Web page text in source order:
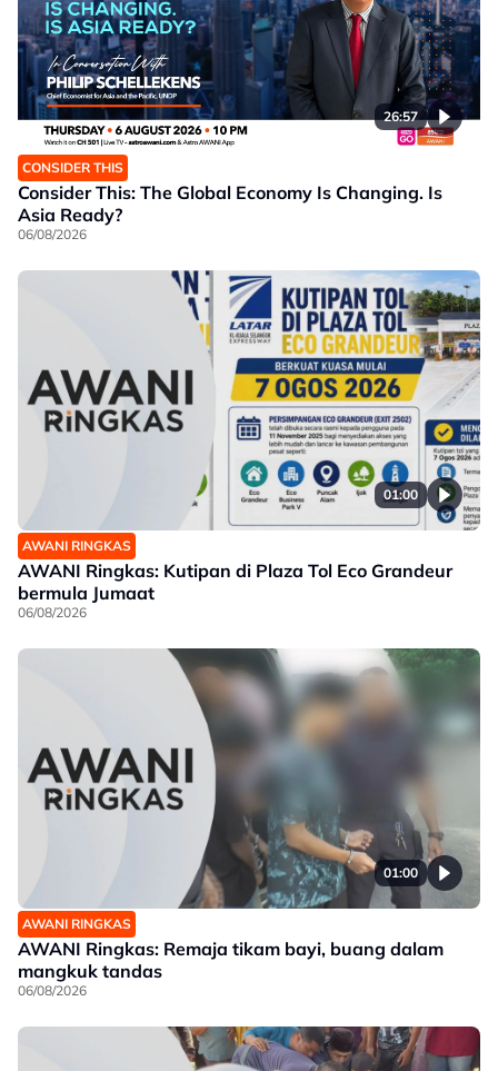
26:57
CONSIDER THIS
Consider This: The Global Economy Is Changing. Is
Asia Ready?
06/08/2026
01:00
AWANI RINGKAS
AWANI Ringkas: Kutipan di Plaza Tol Eco Grandeur
bermula Jumaat
06/08/2026
01:00
AWANI RINGKAS
AWANI Ringkas: Remaja tikam bayi, buang dalam
mangkuk tandas
06/08/2026